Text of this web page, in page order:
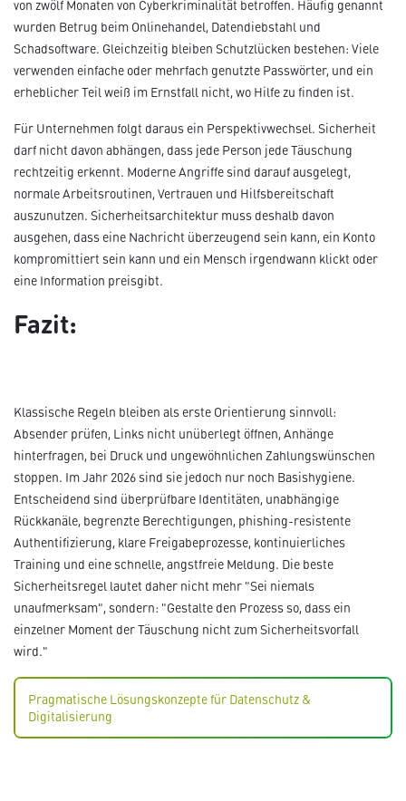
von zwölf Monaten von Cyberkriminalität betroffen. Häufig genannt
wurden Betrug beim Onlinehandel, Datendiebstahl und
Schadsoftware. Gleichzeitig bleiben Schutzlücken bestehen: Viele
verwenden einfache oder mehrfach genutzte Passwörter, und ein
erheblicher Teil weiß im Ernstfall nicht, wo Hilfe zu finden ist.
Für Unternehmen folgt daraus ein Perspektivwechsel. Sicherheit
darf nicht davon abhängen, dass jede Person jede Täuschung
rechtzeitig erkennt. Moderne Angriffe sind darauf ausgelegt,
normale Arbeitsroutinen, Vertrauen und Hilfsbereitschaft
auszunutzen. Sicherheitsarchitektur muss deshalb davon
ausgehen, dass eine Nachricht überzeugend sein kann, ein Konto
kompromittiert sein kann und ein Mensch irgendwann klickt oder
eine Information preisgibt.
Fazit:
Klassische Regeln bleiben als erste Orientierung sinnvoll:
Absender prüfen, Links nicht unüberlegt öffnen, Anhänge
hinterfragen, bei Druck und ungewöhnlichen Zahlungswünschen
stoppen. Im Jahr 2026 sind sie jedoch nur noch Basishygiene.
Entscheidend sind überprüfbare Identitäten, unabhängige
Rückkanäle, begrenzte Berechtigungen, phishing-resistente
Authentifizierung, klare Freigabeprozesse, kontinuierliches
Training und eine schnelle, angstfreie Meldung. Die beste
Sicherheitsregel lautet daher nicht mehr "Sei niemals
unaufmerksam", sondern: "Gestalte den Prozess so, dass ein
einzelner Moment der Täuschung nicht zum Sicherheitsvorfall
wird."
Pragmatische Lösungskonzepte für Datenschutz &
Digitalisierung